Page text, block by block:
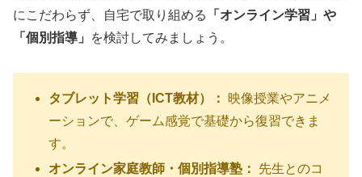
にこだわらず、自宅で取り組める
「オンライン学習」や
「個別指導」
を検討してみましょう。
タブレット学習（ICT教材）：
映像授業やアニメ
ーションで、ゲーム感覚で基礎から復習できま
す。
オンライン家庭教師・個別指導塾：
先生とのコ